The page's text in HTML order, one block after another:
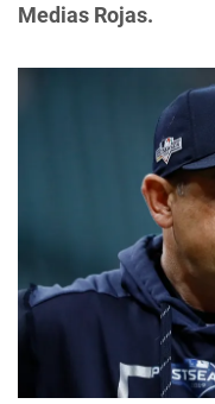
Medias Rojas.